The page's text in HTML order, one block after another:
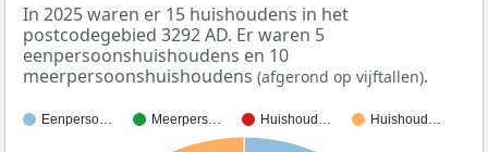
In 2025 waren er 15 huishoudens in het
postcodegebied 3292 AD. Er waren 5
eenpersoonshuishoudens en 10
meerpersoonshuishoudens (afgerond op vijftallen).
Eenperso… Meerpers… Huishoud… Huishoud…